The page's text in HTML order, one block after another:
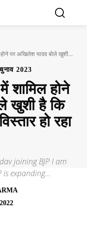
होने पर अखिलेश यादव बोले खुशी...
2023
शामिल होने
खुशी है कि
हो रहा
joining BJP I am
expanding...